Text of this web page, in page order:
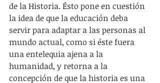
de la Historia. Ésto pone en cuestión
la idea de que la educación deba
servir para adaptar a las personas al
mundo actual, como si éste fuera
una entelequia ajena a la
humanidad, y retorna a la
concepción de que la historia es una